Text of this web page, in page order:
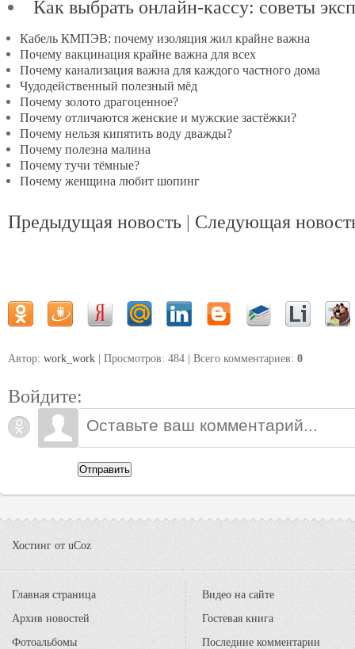
Как выбрать онлайн-кассу: советы
Кабель КМПЭВ: почему изоляция жил крайне важна
Почему вакцинация крайне важна для всех
Почему канализация важна для каждого частного дома
Чудодейственный полезный мёд
Почему золото драгоценное?
Почему отличаются женские и мужские застёжки?
Почему нельзя кипятить воду дважды?
Почему полезна малина
Почему тучи тёмные?
Почему женщина любит шопинг
Предыдущая новость Следующая
Автор: work_work | Просмотров: 484 | Всего комментариев: 0
Войдите:
Отправить
Хостинг от uCoz
Главная страница
Архив новостей
Фотоальбомы
Видео на сайте
Гостевая книга
Последние комментарии